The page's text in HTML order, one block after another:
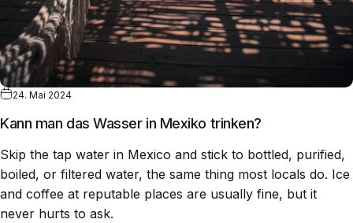
24. Mai 2024
Kann man das Wasser in Mexiko trinken?
Skip the tap water in Mexico and stick to bottled, purified,
boiled, or filtered water, the same thing most locals do. Ice
and coffee at reputable places are usually fine, but it
never hurts to ask.